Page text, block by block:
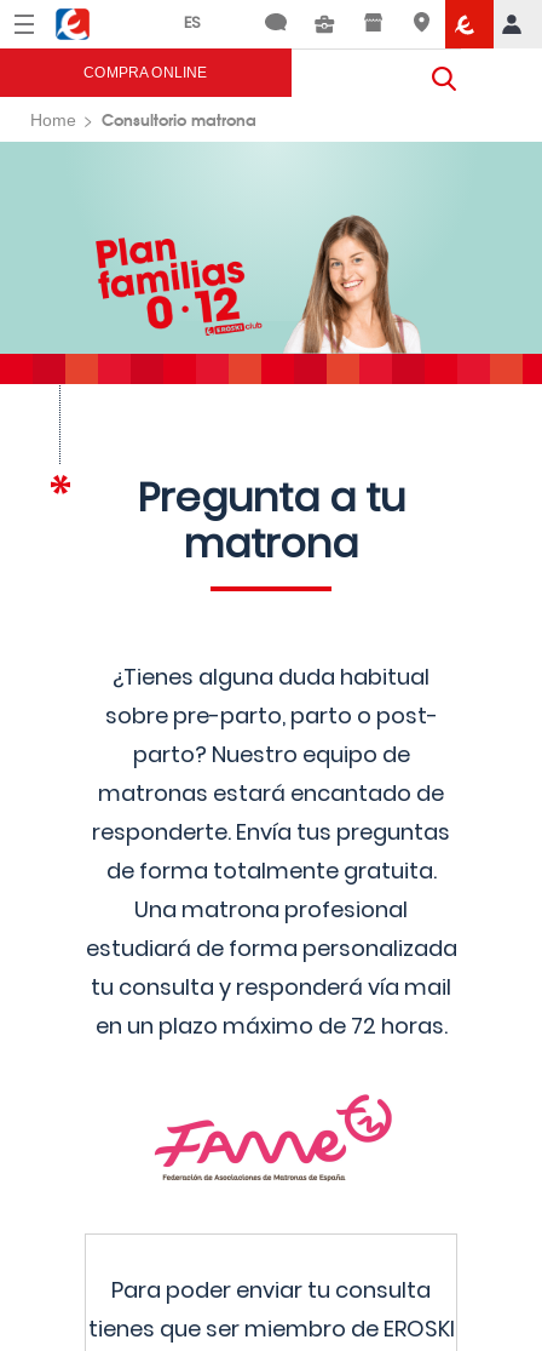
Menú Eroski
COMPRA ONLINE
Home Consultorio matrona
Pregunta a tu
matrona
¿Tienes alguna duda habitual
sobre pre-parto, parto o post-
parto? Nuestro equipo de
matronas estará encantado de
responderte. Envía tus preguntas
de forma totalmente gratuita.
Una matrona profesional
estudiará de forma personalizada
tu consulta y responderá vía mail
en un plazo máximo de 72 horas.
Para poder enviar tu consulta
tienes que ser miembro de EROSKI